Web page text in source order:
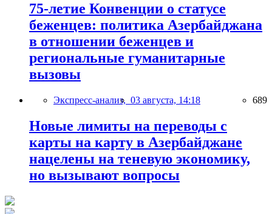
75-летие Конвенции о статусе
беженцев: политика Азербайджана
в отношении беженцев и
региональные гуманитарные
вызовы
Экспресс-анализ, 03 августа, 14:18 689
Новые лимиты на переводы с
карты на карту в Азербайджане
нацелены на теневую экономику,
но вызывают вопросы